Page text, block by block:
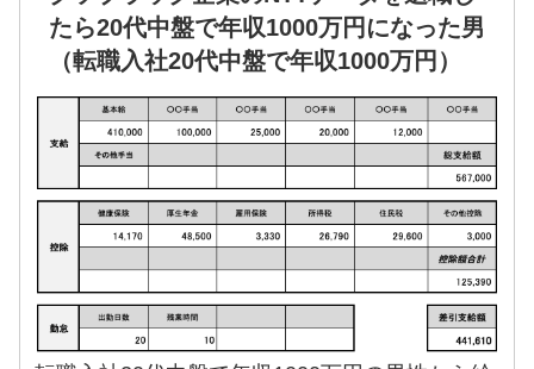
たら20代中盤で年収1000万円になった男
（転職入社20代中盤で年収1000万円）